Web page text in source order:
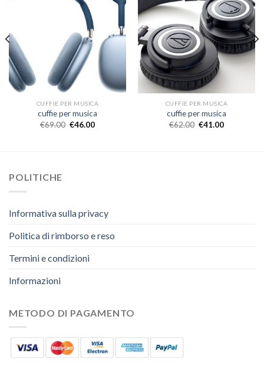
CUFFIE PER MUSICA
cuffie per musica
€69.00 €46.00
CUFFIE PER MUSICA
cuffie per musica
€62.00 €41.00
POLITICHE
Informativa sulla privacy
Politica di rimborso e reso
Termini e condizioni
Informazioni
METODO DI PAGAMENTO